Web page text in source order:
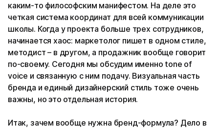
каким-то философским манифестом. На деле это
четкая система координат для всей коммуникации
школы. Когда у проекта больше трех сотрудников,
начинается хаос: маркетолог пишет в одном стиле,
методист – в другом, а продажник вообще говорит
по-своему. Сегодня мы обсудим именно tone of
voice и связанную с ним подачу. Визуальная часть
бренда и единый дизайнерский стиль тоже очень
важны, но это отдельная история.
Итак, зачем вообще нужна бренд-формула? Дело в